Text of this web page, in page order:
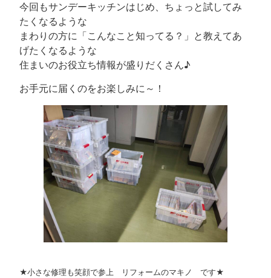
今回もサンデーキッチンはじめ、ちょっと試してみ
たくなるような
まわりの方に「こんなこと知ってる？」と教えてあ
げたくなるような
住まいのお役立ち情報が盛りだくさん♪
お手元に届くのをお楽しみに～！
★小さな修理も笑顔で参上 リフォームのマキノ です★